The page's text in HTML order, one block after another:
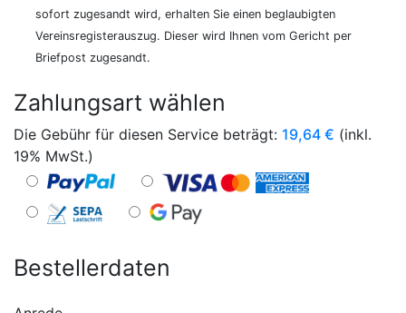
sofort zugesandt wird, erhalten Sie einen beglaubigten
Vereinsregisterauszug. Dieser wird Ihnen vom Gericht per
Briefpost zugesandt.
Zahlungsart wählen
Die Gebühr für diesen Service beträgt: 19,64 € (inkl.
19% MwSt.)
Bestellerdaten